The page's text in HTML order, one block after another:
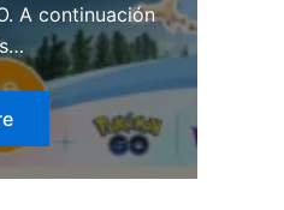
A continuación